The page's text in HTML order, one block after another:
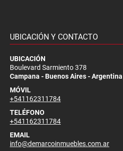
UBICACIÓN Y CONTACTO
UBICACIÓN
Boulevard Sarmiento 378
Campana - Buenos Aires - Argentina
MÓVIL
+541162311784
TELÉFONO
+541162311784
EMAIL
info@demarcoinmuebles.com.ar